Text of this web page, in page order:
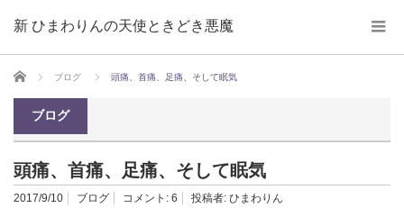
新 ひまわりんの天使ときどき悪魔
ホーム ブログ 頭痛、首痛、足痛、そして眠気
ブログ
頭痛、首痛、足痛、そして眠気
2017/9/10 ブログ コメント: 6 投稿者: ひまわりん